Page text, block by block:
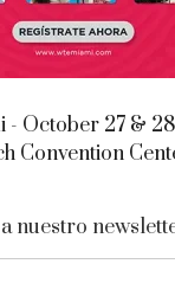
- October 27 &
Convention
nuestro